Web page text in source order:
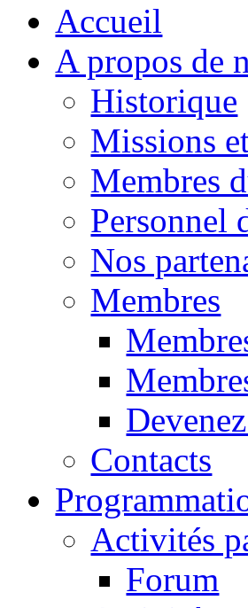
Accueil
A propos de
Historique
Missions
Membres
Personnel
Nos
Membres
Contacts
Activités
Forum